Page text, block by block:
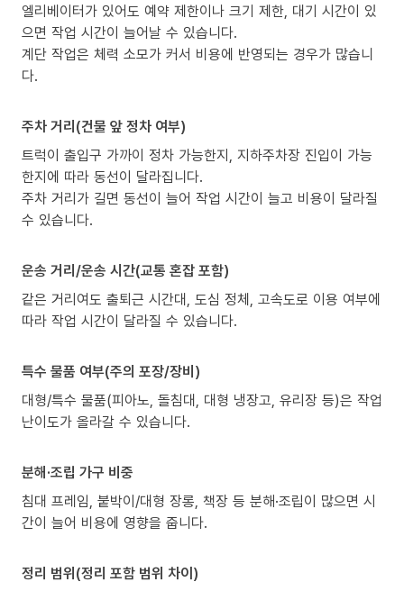
엘리베이터가 있어도 예약 제한이나 크기 제한, 대기 시간이 있
으면 작업 시간이 늘어날 수 있습니다.
계단 작업은 체력 소모가 커서 비용에 반영되는 경우가 많습니
다.
주차 거리(건물 앞 정차 여부)
트럭이 출입구 가까이 정차 가능한지, 지하주차장 진입이 가능
한지에 따라 동선이 달라집니다.
주차 거리가 길면 동선이 늘어 작업 시간이 늘고 비용이 달라질
수 있습니다.
운송 거리/운송 시간(교통 혼잡 포함)
같은 거리여도 출퇴근 시간대, 도심 정체, 고속도로 이용 여부에
따라 작업 시간이 달라질 수 있습니다.
특수 물품 여부(주의 포장/장비)
대형/특수 물품(피아노, 돌침대, 대형 냉장고, 유리장 등)은 작업
난이도가 올라갈 수 있습니다.
분해·조립 가구 비중
침대 프레임, 붙박이/대형 장롱, 책장 등 분해·조립이 많으면 시
간이 늘어 비용에 영향을 줍니다.
정리 범위(정리 포함 범위 차이)